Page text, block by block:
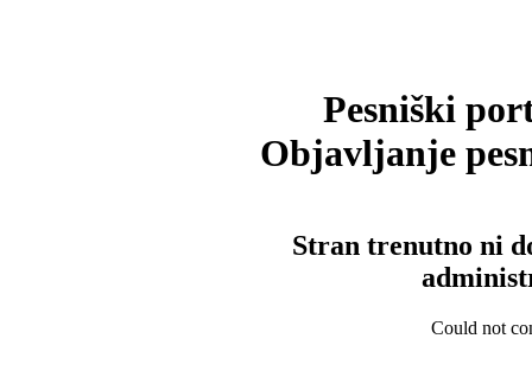
Pesniški
Objavljanje
Stran trenutno ni
Could not